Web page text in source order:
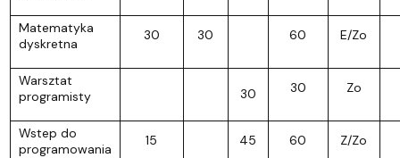
Matematyka
dyskretna
30 30 60 E/Zo
Warsztat
programisty
30 30 Zo
Wstep do
programowania
15 45 60 Z/Zo